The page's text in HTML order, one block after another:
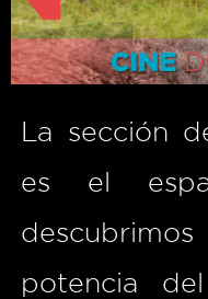
La sección
es el
potencia